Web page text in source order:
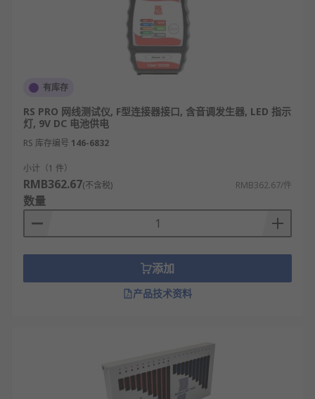
有库存
RS PRO 网线测试仪, F型连接器接口, 含音调发生器, LED 指示
灯, 9V DC 电池供电
RS 库存编号 146-6832
小计（1 件）
RMB362.67(不含税) RMB362.67/件
数量
添加
产品技术资料